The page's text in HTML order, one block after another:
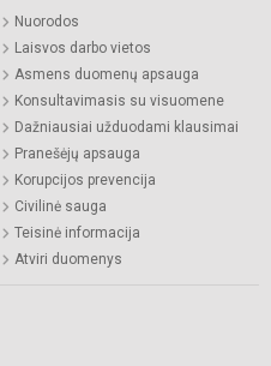
Nuorodos
Laisvos darbo vietos
Asmens duomenų apsauga
Konsultavimasis su visuomene
Dažniausiai užduodami klausimai
Pranešėjų apsauga
Korupcijos prevencija
Civilinė sauga
Teisinė informacija
Atviri duomenys